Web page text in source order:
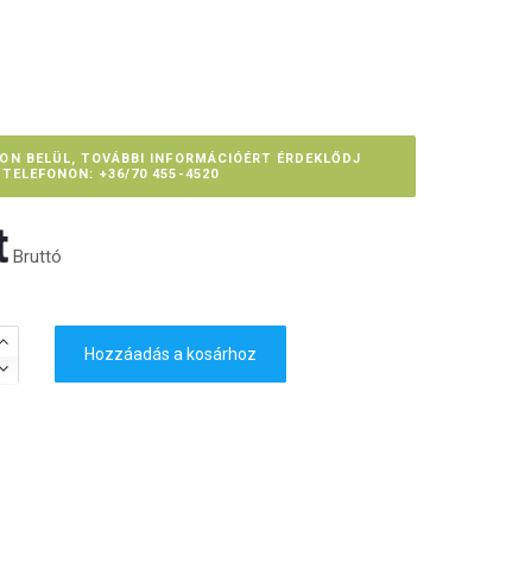
BELÜL, TOVÁBBI INFORMÁCIÓÉRT ÉRDEKLŐDJ
TELEFONON: +36/70 455-4520
Bruttó
Hozzáadás a kosárhoz